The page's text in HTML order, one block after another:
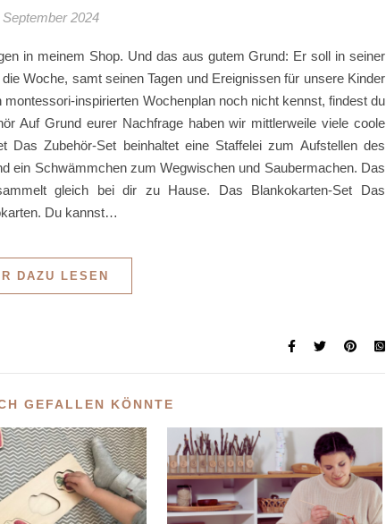
September 2024
in meinem Shop. Und das aus gutem Grund: Er soll in seiner
Woche, samt seinen Tagen und Ereignissen für unsere Kinder
inspirierten Wochenplan noch nicht kennst, findest du
Auf Grund eurer Nachfrage haben wir mittlerweile viele coole
Das Zubehör-Set beinhaltet eine Staffelei zum Aufstellen des
ein Schwämmchen zum Wegwischen und Saubermachen. Das
gleich bei dir zu Hause. Das Blankokarten-Set Das
Du kannst…
DAZU LESEN
GEFALLEN KÖNNTE